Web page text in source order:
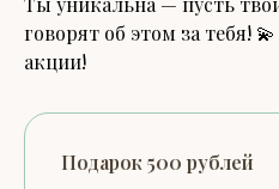
говорят об этом за тебя!
акции!
Подарок 500 рублей